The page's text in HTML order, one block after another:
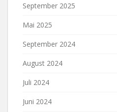
September 2025
Mai 2025
September 2024
August 2024
Juli 2024
Juni 2024